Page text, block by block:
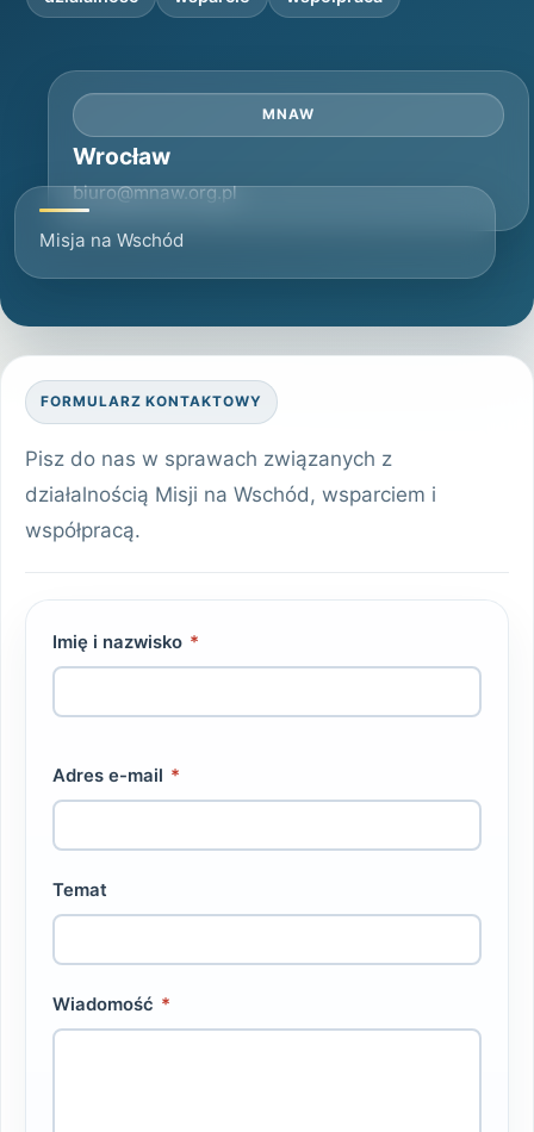
MNAW
Wrocław
biuro@mnaw.org.pl
Misja na Wschód
FORMULARZ KONTAKTOWY
Pisz do nas w sprawach związanych z
działalnością Misji na Wschód, wsparciem i
współpracą.
Imię i nazwisko *
Adres e-mail *
Temat
Wiadomość *